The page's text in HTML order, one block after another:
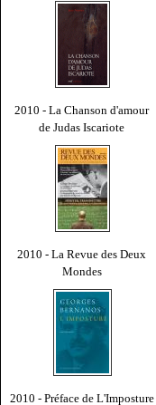
2010 - La Chanson d'amour
de Judas Iscariote
2010 - La Revue des Deux
Mondes
2010 - Préface de L'Imposture